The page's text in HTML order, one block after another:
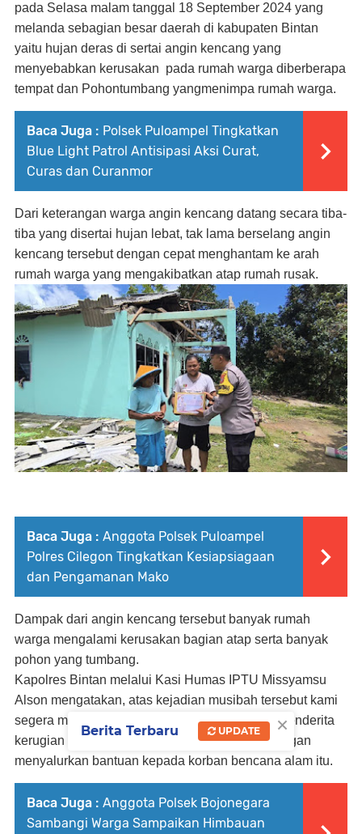
pada Selasa malam tanggal 18 September 2024 yang
melanda sebagian besar daerah di kabupaten Bintan
yaitu hujan deras di sertai angin kencang yang
menyebabkan kerusakan pada rumah warga diberberapa
tempat dan Pohontumbang yangmenimpa rumah warga.
Baca Juga : Polsek Puloampel Tingkatkan
Blue Light Patrol Antisipasi Aksi Curat,
Curas dan Curanmor
Dari keterangan warga angin kencang datang secara tiba-
tiba yang disertai hujan lebat, tak lama berselang angin
kencang tersebut dengan cepat menghantam ke arah
rumah warga yang mengakibatkan atap rumah rusak.
Baca Juga : Anggota Polsek Puloampel
Polres Cilegon Tingkatkan Kesiapsiagaan
dan Pengamanan Mako
Dampak dari angin kencang tersebut banyak rumah
warga mengalami kerusakan bagian atap serta banyak
pohon yang tumbang.
Kapolres Bintan melalui Kasi Humas IPTU Missyamsu
Alson mengatakan, atas kejadian musibah tersebut kami
segera memberi bantuan kepada warga yang menderita
kerugian berupa kerusakan pada rumahnya dengan
menyalurkan bantuan kepada korban bencana alam itu.
Baca Juga : Anggota Polsek Bojonegara
Sambangi Warga Sampaikan Himbauan
×
Berita Terbaru UPDATE